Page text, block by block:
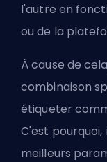
l'autre en
ou de la
À cause de
combinaison
étiqueter
C'est
meilleurs